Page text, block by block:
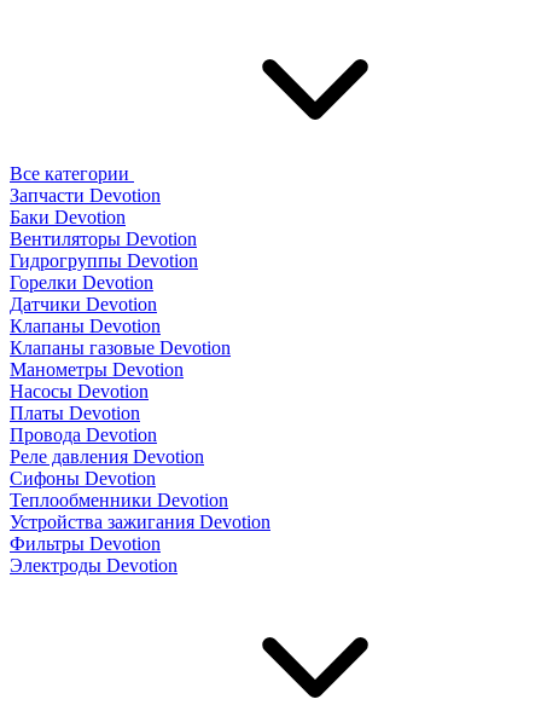
Все категории
Запчасти Devotion
Баки Devotion
Вентиляторы Devotion
Гидрогруппы Devotion
Горелки Devotion
Датчики Devotion
Клапаны Devotion
Клапаны газовые Devotion
Манометры Devotion
Насосы Devotion
Платы Devotion
Провода Devotion
Реле давления Devotion
Сифоны Devotion
Теплообменники Devotion
Устройства зажигания Devotion
Фильтры Devotion
Электроды Devotion